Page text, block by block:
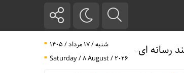
رسانه ای
شنبه / ۱۷ مرداد / ۱۴۰۵
Saturday / 8 August / 2026